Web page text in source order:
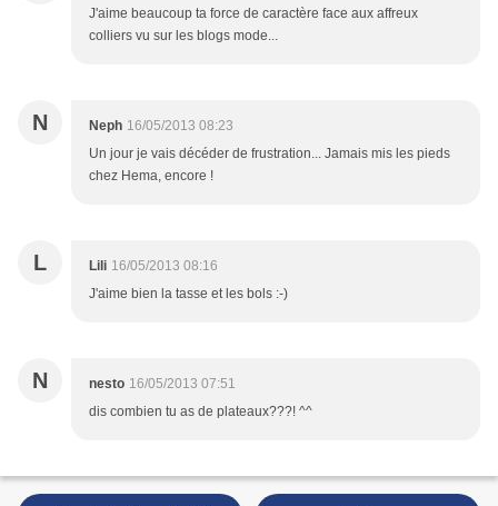
J'aime beaucoup ta force de caractère face aux affreux
colliers vu sur les blogs mode...
N Neph 16/05/2013 08:23
Un jour je vais décéder de frustration... Jamais mis les pieds
chez Hema, encore !
L Lili 16/05/2013 08:16
J'aime bien la tasse et les bols :-)
N nesto 16/05/2013 07:51
dis combien tu as de plateaux???! ^^